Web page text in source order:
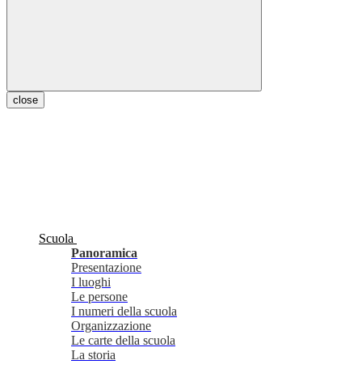
close
Scuola
Panoramica
Presentazione
I luoghi
Le persone
I numeri della scuola
Organizzazione
Le carte della scuola
La storia